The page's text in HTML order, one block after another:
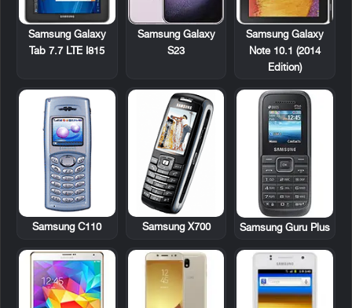
Samsung Galaxy
Note 10.1 (2014
Edition)
Samsung Galaxy
S23
Samsung Galaxy
Tab 7.7 LTE I815
Samsung Guru Plus
Samsung X700
Samsung C110